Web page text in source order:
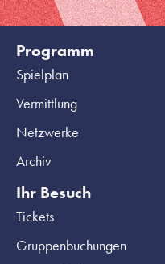
Programm
Spielplan
Vermittlung
Netzwerke
Archiv
Ihr Besuch
Tickets
Gruppenbuchungen